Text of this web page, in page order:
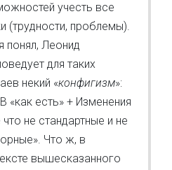
учесть все
(трудности, проблемы).
понял, Леонид
для таких
некий «конфигизм»:
«как есть» + Изменения
что не стандартные и не
Что ж, в
вышесказанного